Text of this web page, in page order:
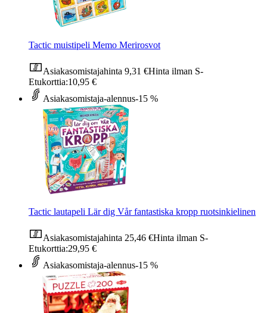
Tactic muistipeli Memo Merirosvot
Asiakasomistajahinta 9,31 €Hinta ilman S-
Etukorttia:10,95 €
Asiakasomistaja-alennus-15 %
Tactic lautapeli Lär dig Vår fantastiska kropp ruotsinkielinen
Asiakasomistajahinta 25,46 €Hinta ilman S-
Etukorttia:29,95 €
Asiakasomistaja-alennus-15 %